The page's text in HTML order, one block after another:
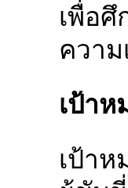
เพื่อศึ
ควา
เป้า
เป้าห